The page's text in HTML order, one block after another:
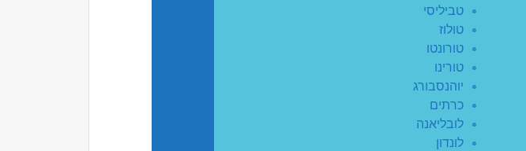
טביליסי
טולוז
טורונטו
טורינו
יוהנסבורג
כרתים
לובליאנה
לונדון